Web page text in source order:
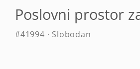
Poslovni prostor
#41994 · Slobodan